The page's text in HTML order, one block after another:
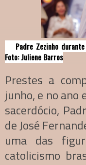
Padre Zezinho durante
Foto: Juliene Barros
Prestes a
junho, e no ano
sacerdócio,
de José
uma das
catolicismo